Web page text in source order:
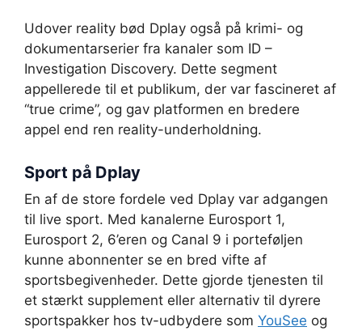
Udover reality bød Dplay også på krimi- og
dokumentarserier fra kanaler som ID –
Investigation Discovery. Dette segment
appellerede til et publikum, der var fascineret af
“true crime”, og gav platformen en bredere
appel end ren reality-underholdning.
Sport på Dplay
En af de store fordele ved Dplay var adgangen
til live sport. Med kanalerne Eurosport 1,
Eurosport 2, 6’eren og Canal 9 i porteføljen
kunne abonnenter se en bred vifte af
sportsbegivenheder. Dette gjorde tjenesten til
et stærkt supplement eller alternativ til dyrere
sportspakker hos tv-udbydere som YouSee og